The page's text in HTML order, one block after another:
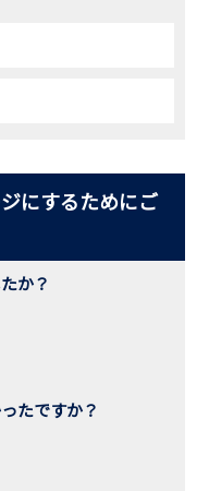
にするためにご
か？
たですか？